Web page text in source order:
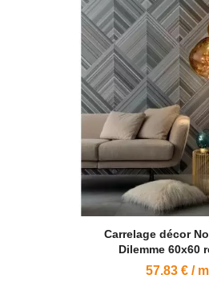
Carrelage décor
Dilemme 60x60
57.83 € /